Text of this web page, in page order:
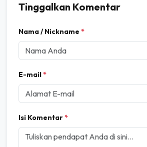
Tinggalkan Komentar
Nama / Nickname *
E-mail*
Isi Komentar*